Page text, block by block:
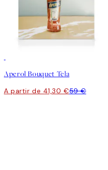
Aperol Bouquet Tela
A partir de 41,30 €59 €